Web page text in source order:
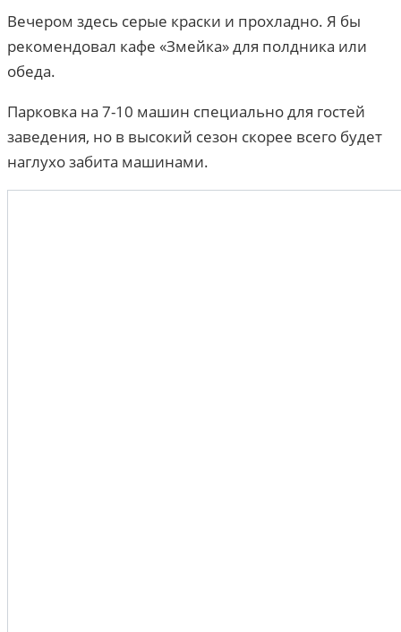
Вечером здесь серые краски и прохладно. Я бы
рекомендовал кафе «Змейка» для полдника или
обеда.
Парковка на 7-10 машин специально для гостей
заведения, но в высокий сезон скорее всего будет
наглухо забита машинами.